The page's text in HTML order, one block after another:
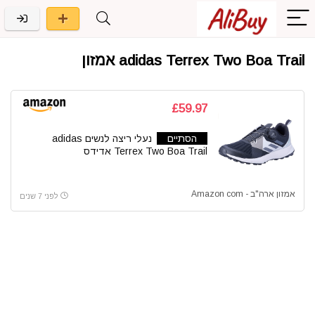
adidas Terrex Two Boa Trail אמזון
£59.97
הסתיים
נעלי ריצה לנשים adidas
Terrex Two Boa Trail אדידס
אמזון ארה"ב - Amazon com לפני 7 שנים